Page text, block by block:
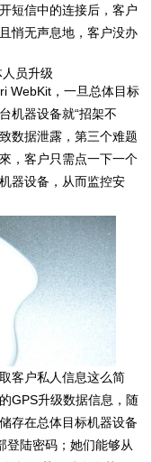
短信中的连接后，客户
悄无声息地，客户没办
员升级
WebKit，一旦总体目标
机器设备就“招架不
数据泄露，第三个难题
，客户只需点一下一个
器设备，从而监控安
客户私人信息这么简
GPS升级数据信息，随
存在总体目标机器设备
登陆密码；她们能够从